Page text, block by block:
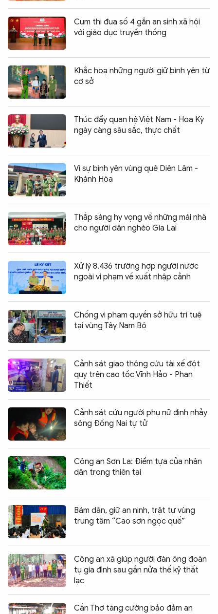
Cụm thi đua số 4 gắn an sinh xã hội
với giáo dục truyền thống
Khắc hoạ những người giữ bình yên từ
cơ sở
Thúc đẩy quan hệ Việt Nam - Hoa Kỳ
ngày càng sâu sắc, thực chất
Vì sự bình yên vùng quê Diên Lâm -
Khánh Hòa
Thắp sáng hy vọng về những mái nhà
cho người dân nghèo Gia Lai
Xử lý 8.436 trường hợp người nước
ngoài vi phạm về xuất nhập cảnh
Chống vi phạm quyền sở hữu trí tuệ
tại vùng Tây Nam Bộ
Cảnh sát giao thông cứu tài xế đột
quỵ trên cao tốc Vĩnh Hảo - Phan
Thiết
Cảnh sát cứu người phụ nữ định nhảy
sông Đồng Nai tự tử
Công an Sơn La: Điểm tựa của nhân
dân trong thiên tai
Bám dân, giữ an ninh, trật tự vùng
trung tâm “Cao sơn ngọc quế”
Công an xã giúp người đàn ông đoàn
tụ gia đình sau gần nửa thế kỷ thất
lạc
Cần Thơ tăng cường bảo đảm an